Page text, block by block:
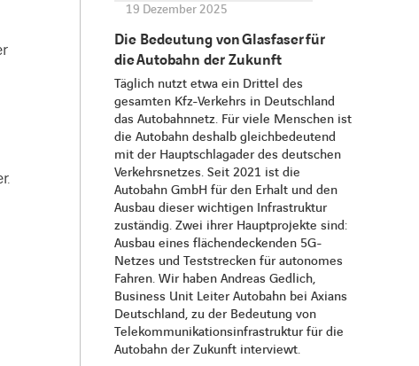
19 Dezember 2025
Die Bedeutung von Glasfaser für
die Autobahn der Zukunft
​​Täglich nutzt etwa ein Drittel des
gesamten Kfz-Verkehrs in Deutschland
das Autobahnnetz. Für viele Menschen ist
die Autobahn deshalb gleichbedeutend
mit der Hauptschlagader des deutschen
Verkehrsnetzes. Seit 2021 ist die
Autobahn GmbH für den Erhalt und den
Ausbau dieser wichtigen Infrastruktur
zuständig. Zwei ihrer Hauptprojekte sind:
Ausbau eines flächendeckenden 5G-
Netzes und Teststrecken für autonomes
Fahren. Wir haben Andreas Gedlich,
Business Unit Leiter Autobahn bei Axians
Deutschland, zu der Bedeutung von
Telekommunikationsinfrastruktur für die
Autobahn der Zukunft interviewt.​